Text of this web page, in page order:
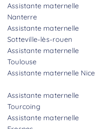
Assistante maternelle
Nanterre
Assistante maternelle
Sotteville-lès-rouen
Assistante maternelle
Toulouse
Assistante maternelle Nice
Assistante maternelle
Tourcoing
Assistante maternelle